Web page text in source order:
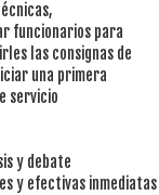
funcionarios para
las consignas de
una primera
servicio
y debate
y efectivas inmediatas